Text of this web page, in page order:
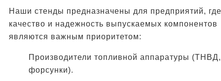
Наши стенды предназначены для предприятий, где
качество и надежность выпускаемых компонентов
являются важным приоритетом:
Производители топливной аппаратуры (ТНВД,
форсунки).